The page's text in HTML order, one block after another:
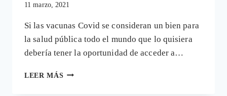
11 marzo, 2021
Si las vacunas Covid se consideran un bien para
la salud pública todo el mundo que lo quisiera
debería tener la oportunidad de acceder a…
LEER MÁS VACUNAS